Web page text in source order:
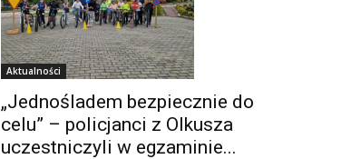
Aktualności
„Jednośladem bezpiecznie do
celu” – policjanci z Olkusza
uczestniczyli w egzaminie...